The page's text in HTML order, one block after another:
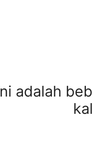
adalah